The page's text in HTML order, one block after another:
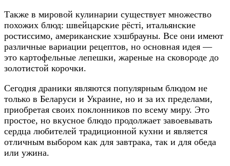
Также в мировой кулинарии существует множество
похожих блюд: швейцарские рёсті, итальянские
ростиссимо, американские хэшбрауны. Все они имеют
различные вариации рецептов, но основная идея —
это картофельные лепешки, жареные на сковороде до
золотистой корочки.
Сегодня драники являются популярным блюдом не
только в Беларуси и Украине, но и за их пределами,
приобретая своих поклонников по всему миру. Это
простое, но вкусное блюдо продолжает завоевывать
сердца любителей традиционной кухни и является
отличным выбором как для завтрака, так и для обеда
или ужина.